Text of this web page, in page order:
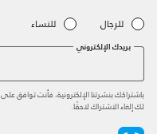
للرجال للنساء
بريدك الإلكتروني
باشتراكك بنشرتنا الإلكترونية، فأنت توافق على
لك إلغاء الاشتراك لاحقًا.